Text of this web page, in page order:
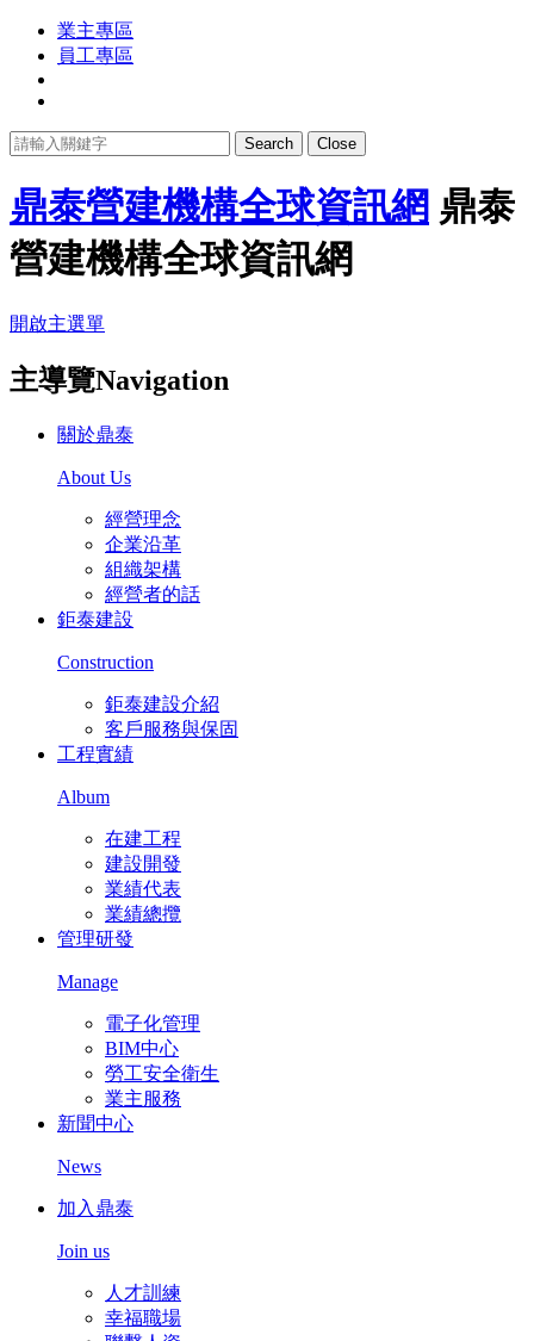
業主專區
員工專區
Search Close
鼎泰營建機構全球資訊網 鼎泰
營建機構全球資訊網
開啟主選單
主導覽Navigation
關於鼎泰
About Us
經營理念
企業沿革
組織架構
經營者的話
鉅泰建設
Construction
鉅泰建設介紹
客戶服務與保固
工程實績
Album
在建工程
建設開發
業績代表
業績總攬
管理研發
Manage
電子化管理
BIM中心
勞工安全衛生
業主服務
新聞中心
News
加入鼎泰
Join us
人才訓練
幸福職場